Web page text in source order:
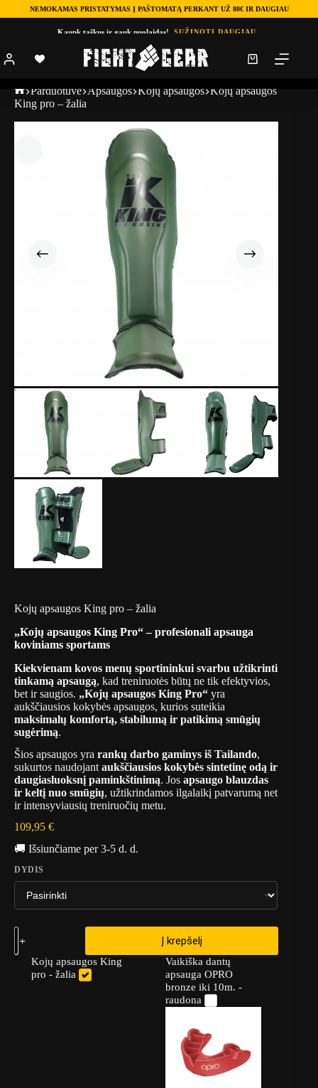
NEMOKAMAS PRISTATYMAS Į PAŠTOMATĄ PERKANT UŽ 80€ IR DAUGIAU
Kaupk taškus ir gauk nuolaidas! SUŽINOTI DAUGIAU
Parduotuve Apsaugos Kojų apsaugos Kojų apsaugos
King pro – žalia
Kojų apsaugos King pro – žalia
„Kojų apsaugos King Pro“ – profesionali apsauga
koviniams sportams
Kiekvienam kovos menų sportininkui svarbu užtikrinti
tinkamą apsaugą, kad treniruotės būtų ne tik efektyvios,
bet ir saugios. „Kojų apsaugos King Pro“ yra
aukščiausios kokybės apsaugos, kurios suteikia
maksimalų komfortą, stabilumą ir patikimą smūgių
sugėrimą.
Šios apsaugos yra rankų darbo gaminys iš Tailando,
sukurtos naudojant aukščiausios kokybės sintetinę odą ir
daugiasluoksnį paminkštinimą. Jos apsaugo blauzdas
ir keltį nuo smūgių, užtikrindamos ilgalaikį patvarumą net
ir intensyviausių treniruočių metu.
109,95 €
🚚 Išsiunčiame per 3-5 d. d.
DYDIS
Į krepšelį
Kojų apsaugos King
pro - žalia
Vaikiška dantų
apsauga OPRO
bronze iki 10m. -
raudona